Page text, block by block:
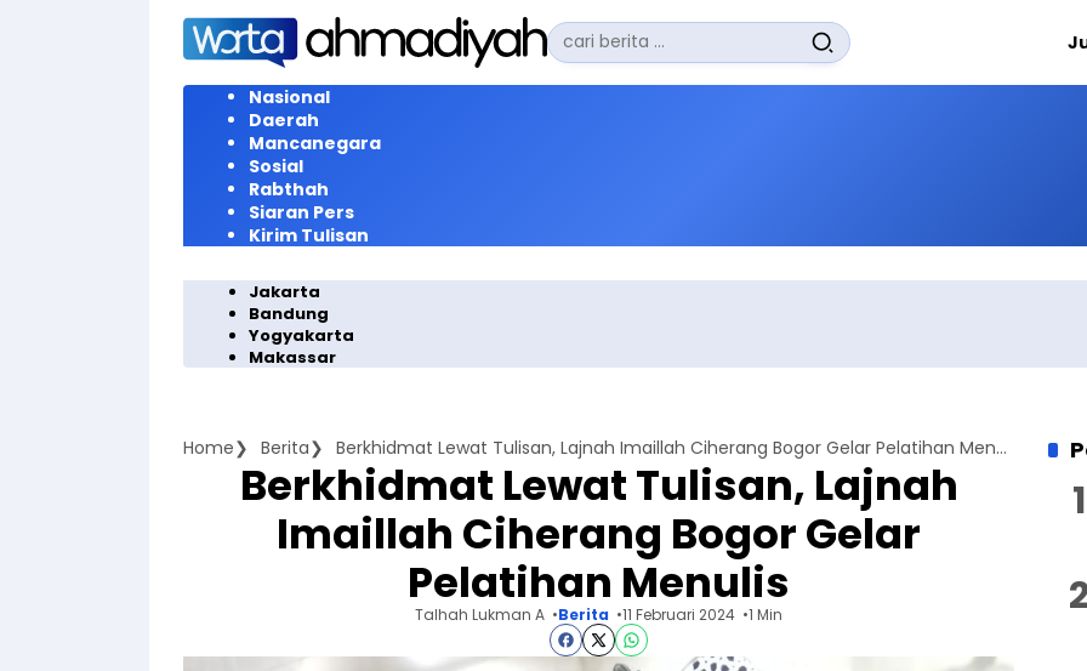
Langsung
konten
Pencarian
untuk:
Nasional
Daerah
Mancanegara
Sosial
Rabthah
Siaran Pers
Kirim Tulisan
Jakarta
Bandung
Yogyakarta
Makassar
Home Berita Berkhidmat Lewat Tulisan, Lajnah Imaillah Ciherang Bogor Gelar Pelatihan Menulis
Berkhidmat Lewat Tulisan, Lajnah
Imaillah Ciherang Bogor Gelar
Pelatihan Menulis
Talhah Lukman A Berita 11 Februari 2024 1 Min